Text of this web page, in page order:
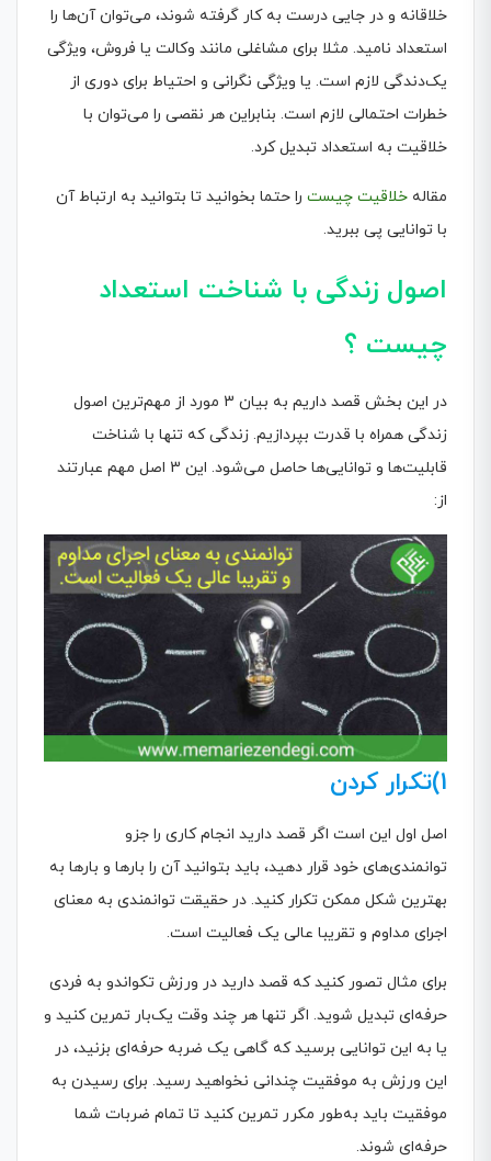
خلاقانه و در جایی درست به کار گرفته شوند، می‌توان آن‌ها را
استعداد نامید. مثلا برای مشاغلی مانند وکالت یا فروش، ویژگی
یک‌دندگی لازم است. یا ویژگی نگرانی و احتیاط برای دوری از
خطرات احتمالی لازم است. بنابراین هر نقصی را می‌توان با
خلاقیت به استعداد تبدیل کرد.
مقاله خلاقیت چیست را حتما بخوانید تا بتوانید به ارتباط آن
با توانایی پی ببرید.
اصول زندگی با شناخت استعداد
چیست ؟
در این بخش قصد داریم به بیان 3 مورد از مهم‌ترین اصول
زندگی همراه با قدرت بپردازیم. زندگی که تنها با شناخت
قابلیت‌ها و توانایی‌ها حاصل می‌شود. این 3 اصل مهم عبارتند
از:
1)تکرار کردن
اصل اول این است اگر قصد دارید انجام کاری را جزو
توانمندی‌های خود قرار دهید، باید بتوانید آن را بارها و بارها به
بهترین شکل ممکن تکرار کنید. در حقیقت توانمندی به معنای
اجرای مداوم و تقریبا عالی یک فعالیت است.
برای مثال تصور کنید که قصد دارید در ورزش تکواندو به فردی
حرفه‌ای تبدیل شوید. اگر تنها هر چند وقت یک‌بار تمرین کنید و
یا به این توانایی برسید که گاهی یک ضربه حرفه‌ای بزنید، در
این ورزش به موفقیت چندانی نخواهید رسید. برای رسیدن به
موفقیت باید به‌طور مکرر تمرین کنید تا تمام ضربات شما
حرفه‌ای شوند.